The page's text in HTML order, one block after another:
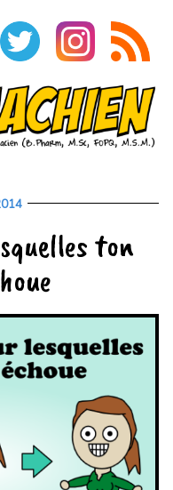
15
2019
ton